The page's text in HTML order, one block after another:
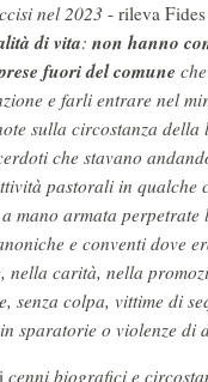
nel 2023 - rileva
di vita: non hanno
fuori del comune
e farli entrare nel
sulla circostanza della
che stavano
pastorali in qualche
mano armata perpetrate
e conventi dove
nella carità, nella
senza colpa, vittime di
sparatorie o violenze di
cenni biografici e